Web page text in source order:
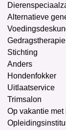
Alternatieve
Gedragstherapie
Stichting
Anders
Hondenfokker
Uitlaatservice
Trimsalon
Op vakantie met